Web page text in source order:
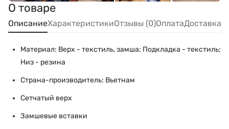
О товаре
ОписаниеХарактеристикиОтзывы (0)ОплатаДоставка
Материал: Верх - текстиль, замша; Подкладка - текстиль;
Низ - резина
Страна-производитель: Вьетнам
Сетчатый верх
Замшевые вставки